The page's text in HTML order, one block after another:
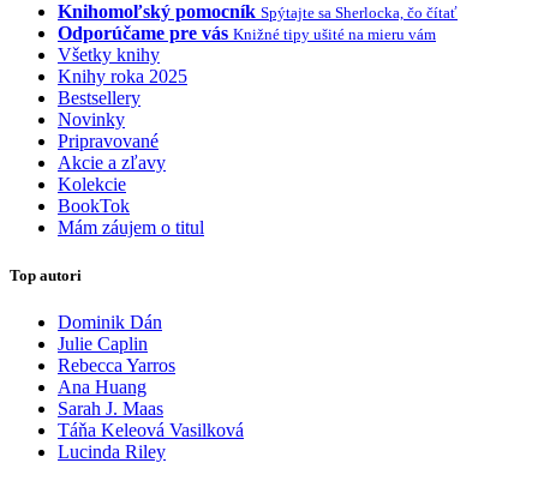
Knihomoľský pomocník Spýtajte sa Sherlocka, čo čítať
Odporúčame pre vás Knižné tipy ušité na mieru vám
Všetky knihy
Knihy roka 2025
Bestsellery
Novinky
Pripravované
Akcie a zľavy
Kolekcie
BookTok
Mám záujem o titul
Top autori
Dominik Dán
Julie Caplin
Rebecca Yarros
Ana Huang
Sarah J. Maas
Táňa Keleová Vasilková
Lucinda Riley